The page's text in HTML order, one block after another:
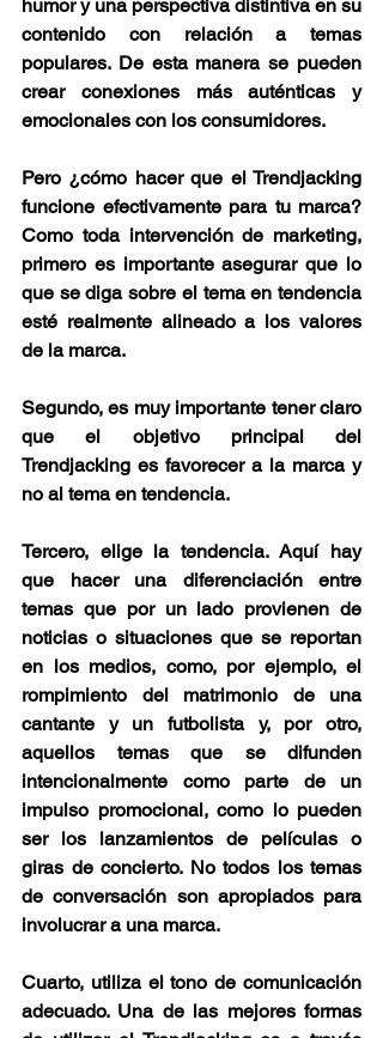
humor y una perspectiva distintiva en su
contenido con relación a temas
populares. De esta manera se pueden
crear conexiones más auténticas y
emocionales con los consumidores.
Pero ¿cómo hacer que el Trendjacking
funcione efectivamente para tu marca?
Como toda intervención de marketing,
primero es importante asegurar que lo
que se diga sobre el tema en tendencia
esté realmente alineado a los valores
de la marca.
Segundo, es muy importante tener claro
que el objetivo principal del
Trendjacking es favorecer a la marca y
no al tema en tendencia.
Tercero, elige la tendencia. Aquí hay
que hacer una diferenciación entre
temas que por un lado provienen de
noticias o situaciones que se reportan
en los medios, como, por ejemplo, el
rompimiento del matrimonio de una
cantante y un futbolista y, por otro,
aquellos temas que se difunden
intencionalmente como parte de un
impulso promocional, como lo pueden
ser los lanzamientos de películas o
giras de concierto. No todos los temas
de conversación son apropiados para
involucrar a una marca.
Cuarto, utiliza el tono de comunicación
adecuado. Una de las mejores formas